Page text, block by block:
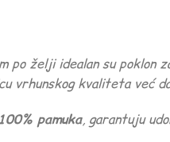
po želji idealan su poklon
vrhunskog kvaliteta već
pamuka, garantuju